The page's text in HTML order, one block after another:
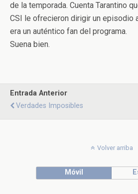
de la temporada. Cuenta Tarantino
CSI le ofrecieron dirigir un episodio
era un auténtico fan del programa.
Suena bien.
Entrada Anterior
Verdades Imposibles
Volver arriba
Móvil